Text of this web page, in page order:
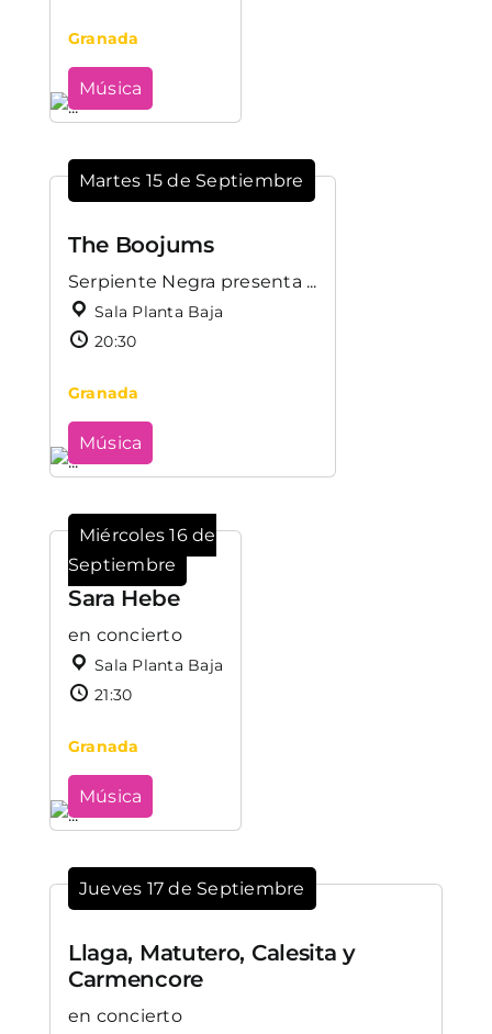
Granada
Música
Martes 15 de Septiembre
The Boojums
Serpiente Negra presenta ...
Sala Planta Baja
20:30
Granada
Música
Miércoles 16 de
Septiembre
Sara Hebe
en concierto
Sala Planta Baja
21:30
Granada
Música
Jueves 17 de Septiembre
Llaga, Matutero, Calesita y
Carmencore
en concierto